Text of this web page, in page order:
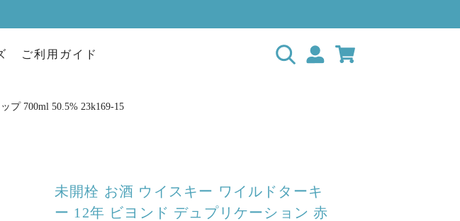
ご利用ガイド
プ 700ml 50.5% 23k169-15
未開栓 お酒 ウイスキー ワイルドターキ
ー 12年 ビヨンド デュプリケーション 赤